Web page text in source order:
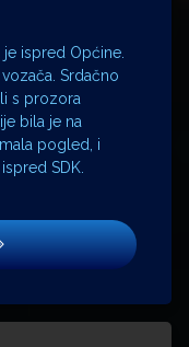
ispred Općine.
Srdačno
s prozora
bila je na
pogled, i
SDK.